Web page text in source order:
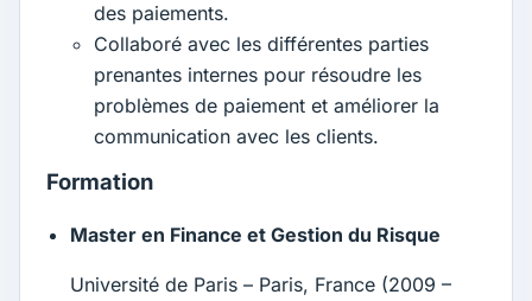
des paiements.
Collaboré avec les différentes parties
prenantes internes pour résoudre les
problèmes de paiement et améliorer la
communication avec les clients.
Formation
Master en Finance et Gestion du Risque
Université de Paris – Paris, France (2009 –